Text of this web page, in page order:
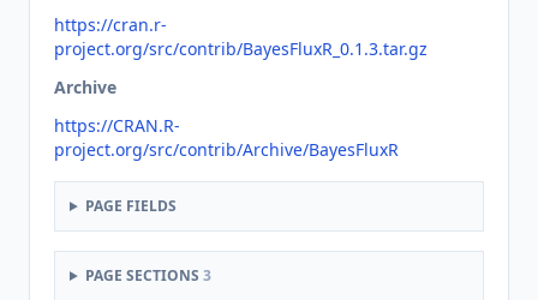
https://cran.r-
project.org/src/contrib/BayesFluxR_0.1.3.tar.gz
Archive
https://CRAN.R-
project.org/src/contrib/Archive/BayesFluxR
PAGE FIELDS
PAGE SECTIONS 3